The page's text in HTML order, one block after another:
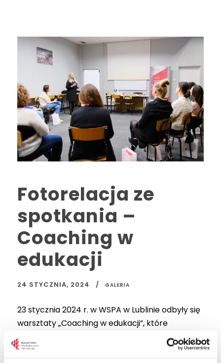
Fotorelacja ze
spotkania –
Coaching w
edukacji
24 STYCZNIA, 2024 GALERIA
23 stycznia 2024 r. w WSPA w Lublinie odbyły się
warsztaty „Coaching w edukacji”, które
poprowadziła dr Małgorzata Jedynak –
certyfikowany coach ICI, psychoterapeuta,